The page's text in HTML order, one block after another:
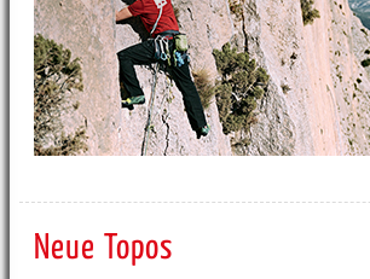
Neue Topos